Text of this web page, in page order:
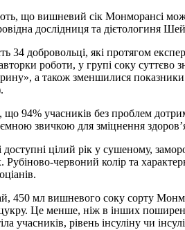
що вишневий сік Монморансі
дослідниця та дієтологиня
34 добровольці, які протягом
роботи, у групі соку суттєво
а також зменшилися
що 94% учасників без проблем
звичкою для зміцнення
цілий рік у сушеному,
Рубіново-червоний колір та
450 мл вишневого соку сорту
Це менше, ніж в інших
учасників, рівень інсуліну чи